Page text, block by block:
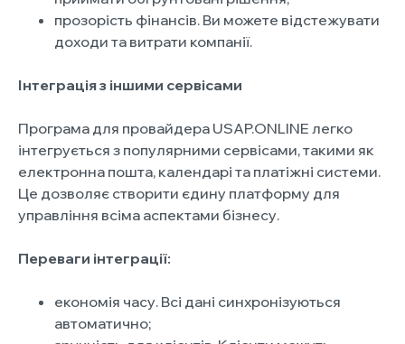
прозорість фінансів. Ви можете відстежувати
доходи та витрати компанії.
Інтеграція з іншими сервісами
Програма для провайдера USAP.ONLINE легко
інтегрується з популярними сервісами, такими як
електронна пошта, календарі та платіжні системи.
Це дозволяє створити єдину платформу для
управління всіма аспектами бізнесу.
Переваги інтеграції:
економія часу. Всі дані синхронізуються
автоматично;